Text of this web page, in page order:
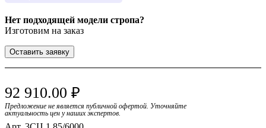
Нет подходящей модели стропа?
Изготовим на заказ
Оставить заявку
92 910.00 ₽
Предложение не является публичной офертой. Уточняйте
актуальность цен у наших экспертов.